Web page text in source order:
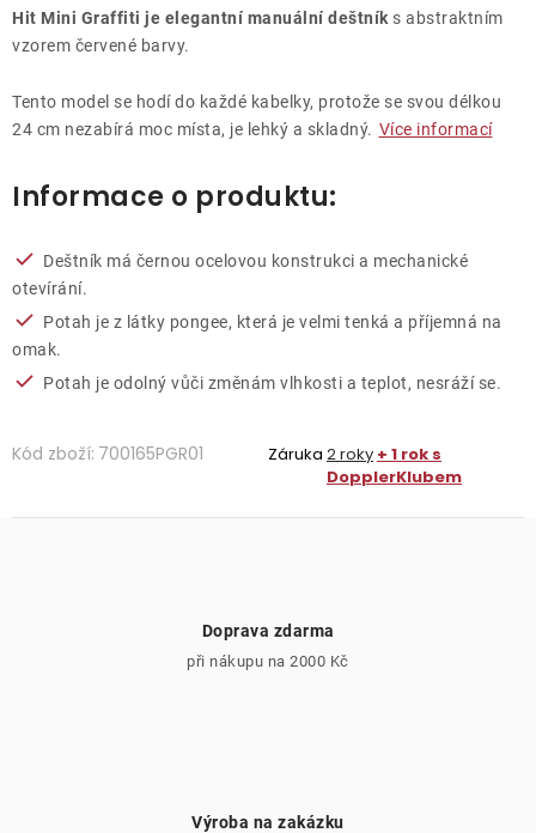
Hit Mini Graffiti je elegantní manuální deštník s abstraktním
vzorem červené barvy.
Tento model se hodí do každé kabelky, protože se svou délkou
24 cm nezabírá moc místa, je lehký a skladný. Více informací
Informace o produktu:
Deštník má černou ocelovou konstrukci a mechanické
otevírání.
Potah je z látky pongee, která je velmi tenká a příjemná na
omak.
Potah je odolný vůči změnám vlhkosti a teplot, nesráží se.
Kód zboží: 700165PGR01 Záruka 2 roky + 1 rok s
DopplerKlubem
Doprava zdarma
při nákupu na 2000 Kč
Výroba na zakázku